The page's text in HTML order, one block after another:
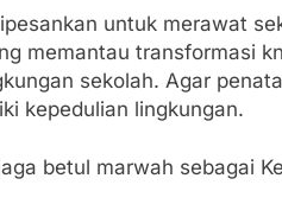
untuk merawat
memantau transformasi
sekolah. Agar
kepedulian lingkungan.
betul marwah sebagai